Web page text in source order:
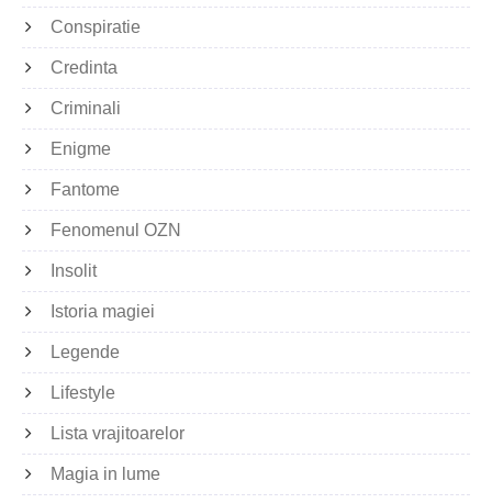
Conspiratie
Credinta
Criminali
Enigme
Fantome
Fenomenul OZN
Insolit
Istoria magiei
Legende
Lifestyle
Lista vrajitoarelor
Magia in lume